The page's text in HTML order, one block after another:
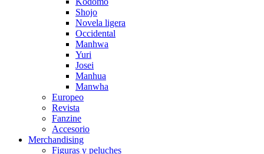
Shojo
Novela ligera
Occidental
Manhwa
Yuri
Josei
Manhua
Manwha
Europeo
Revista
Fanzine
Accesorio
Merchandising
Figuras y peluches